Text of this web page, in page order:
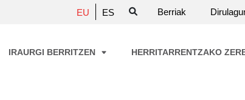
EU ES Berriak
IRAURGI BERRITZEN HERRITARRENTZAKO